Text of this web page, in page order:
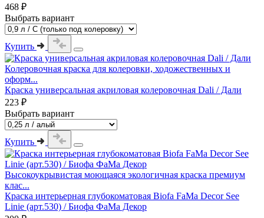
468 ₽
Выбрать вариант
Купить
Колеровочная краска для колеровки, ходожественных и
оформ...
Краска универсальная акриловая колеровочная Dali / Дали
223 ₽
Выбрать вариант
Купить
Высокоукрывистая моющаяся экологичная краска премиум
клас...
Краска интерьерная глубокоматовая Biofa FaMa Dеcor See
Linie (арт.530) / Биофа ФаМа Декор